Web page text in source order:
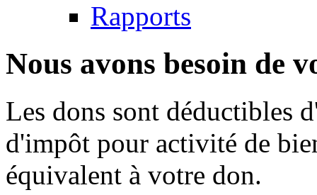
Rapports
Nous avons besoin de
Les dons sont déductibles
d'impôt pour activité de
équivalent à votre don.